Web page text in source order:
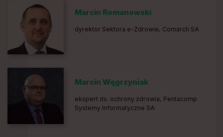
Marcin Romanowski
dyrektor Sektora e-Zdrowie, Comarch SA
Marcin Węgrzyniak
ekspert ds. ochrony zdrowia, Pentacomp
Systemy Informatyczne SA